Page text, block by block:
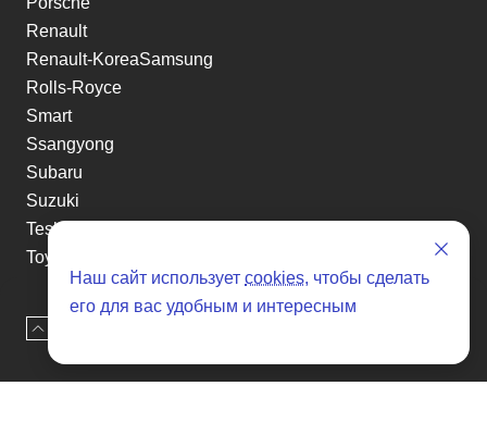
Renault
Renault-KoreaSamsung
Rolls-Royce
Smart
Ssangyong
Subaru
Suzuki
Tesla
Toyota
Volkswagen
Volvo
Xin yuan
Наш сайт использует cookies, чтобы сделать
его для вас удобным и интересным